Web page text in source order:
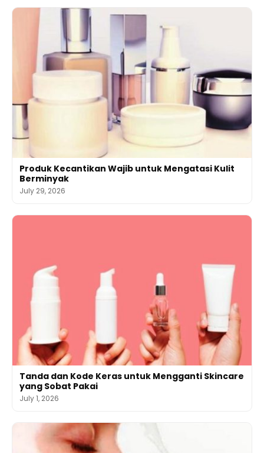
Produk Kecantikan Wajib untuk Mengatasi Kulit
Berminyak
July 29, 2026
Tanda dan Kode Keras untuk Mengganti Skincare
yang Sobat Pakai
July 1, 2026